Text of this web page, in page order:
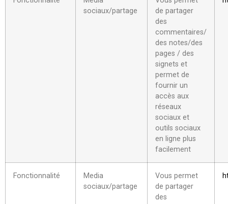
sociaux/partage
de partager
des
commentaires/
des notes/des
pages / des
signets et
permet de
fournir un
accès aux
réseaux
sociaux et
outils sociaux
en ligne plus
facilement
Fonctionnalité
Media
sociaux/partage
Vous permet
de partager
des